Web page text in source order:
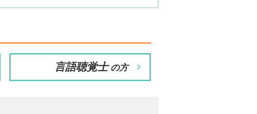
言語聴覚士 の方